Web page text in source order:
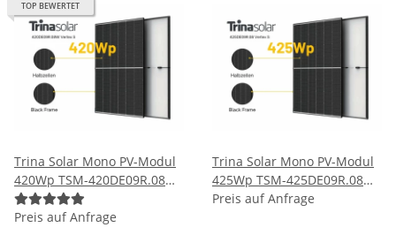
TOP BEWERTET
Trina Solar Mono PV-Modul
420Wp TSM-420DE09R.08W
Vertex S Rahmen Schwarz
Solarmodul
Preis auf Anfrage
Trina Solar Mono PV-Modul
425Wp TSM-425DE09R.08
Vertex S Rahmen Schwarz
Preis auf Anfrage